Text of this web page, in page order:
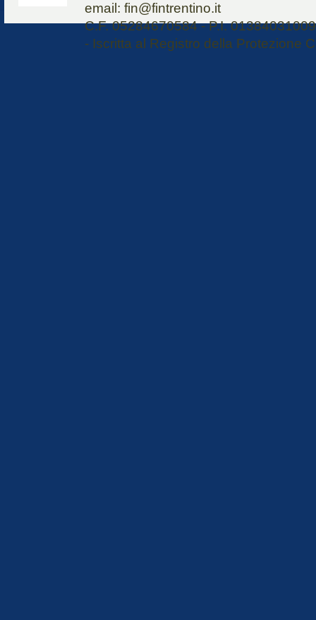
email: fin@fintrentino.it
C.F. 05284670584 - P.I.
- Iscritta al Registro della Protezione